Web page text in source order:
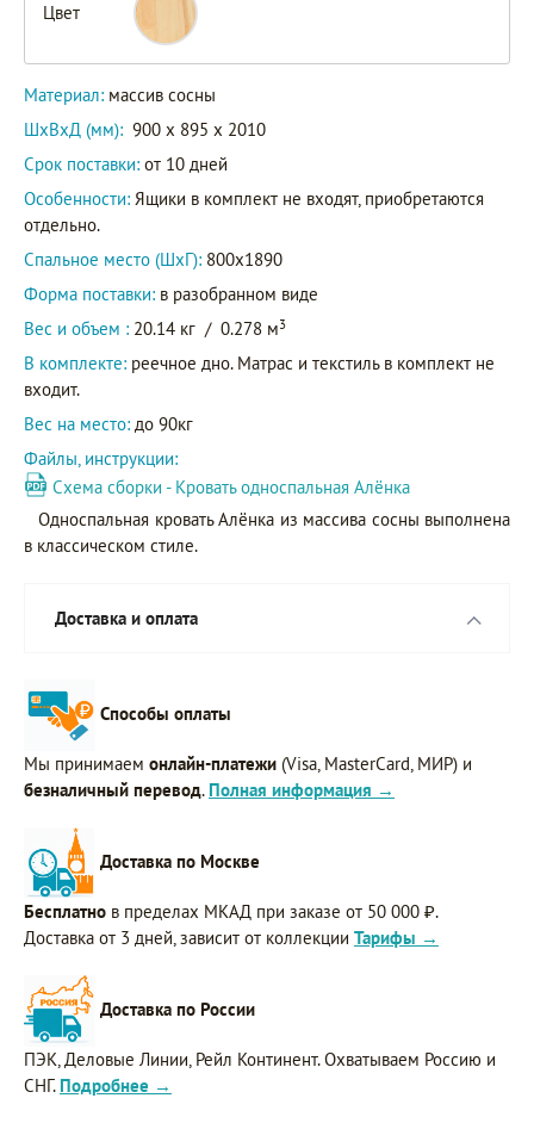
Цвет
Материал: массив сосны
ШxВxД (мм): 900 x 895 x 2010
Срок поставки: от 10 дней
Особенности: Ящики в комплект не входят, приобретаются
отдельно.
Спальное место (ШхГ): 800х1890
Форма поставки: в разобранном виде
Вес и объем : 20.14 кг / 0.278 м3
В комплекте: реечное дно. Матрас и текстиль в комплект не
входит.
Вес на место: до 90кг
Файлы, инструкции:
Схема сборки - Кровать односпальная Алёнка
Односпальная кровать Алёнка из массива сосны выполнена
в классическом стиле.
Доставка и оплата
Способы оплаты
Мы принимаем онлайн-платежи (Visa, MasterCard, МИР) и
безналичный перевод. Полная информация →
Доставка по Москве
Бесплатно в пределах МКАД при заказе от 50 000 ₽.
Доставка от 3 дней, зависит от коллекции Тарифы →
Доставка по России
ПЭК, Деловые Линии, Рейл Континент. Охватываем Россию и
СНГ. Подробнее →